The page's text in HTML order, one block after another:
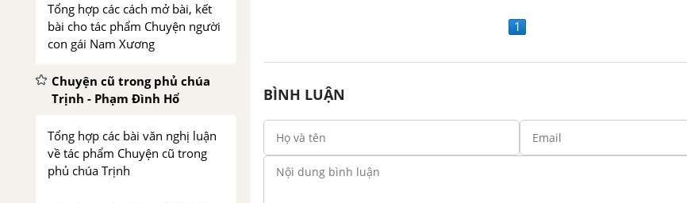
Tổng hợp các cách mở bài, kết
bài cho tác phẩm Chuyện người
con gái Nam Xương
Chuyện cũ trong phủ chúa
Trịnh - Phạm Đình Hổ
Tổng hợp các bài văn nghị luận
về tác phẩm Chuyện cũ trong
phủ chúa Trịnh
1
BÌNH LUẬN